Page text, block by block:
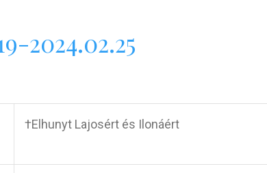
2024.02.25
†Elhunyt Lajosért és Ilonáért